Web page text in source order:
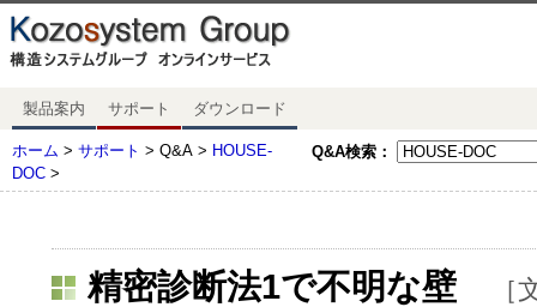
製品案内 サポート ダウンロード
Q&A検索：
ホーム > サポート > Q&A > HOUSE-
DOC >
精密診断法1で不明な壁 ［